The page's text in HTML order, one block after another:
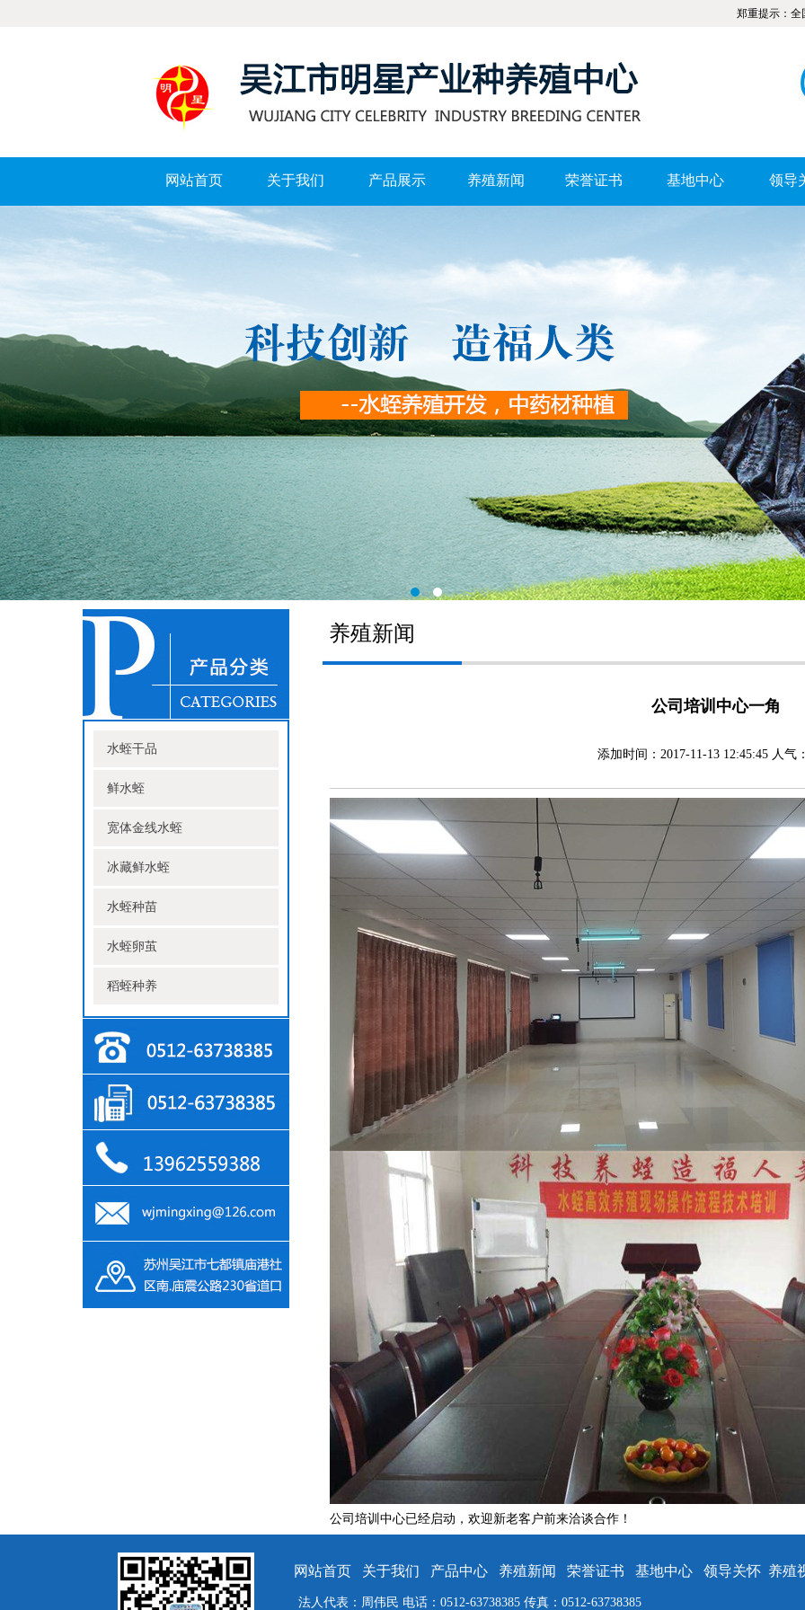
郑重提示：全国广大水
网站首页 关于我们 产品展示 养殖新闻 荣誉证书 基地中心 领导
水蛭干品
鲜水蛭
宽体金线水蛭
冰藏鲜水蛭
水蛭种苗
水蛭卵茧
稻蛭种养
养殖新闻
公司培训中心一角
添加时间：2017-11-13 12:45:45 人气
公司培训中心已经启动，欢迎新老客户前来洽谈合作！
网站首页 关于我们 产品中心 养殖新闻 荣誉证书 基地中心 领导关怀 养殖
法人代表：周伟民 电话：0512-63738385 传真：0512-63738385